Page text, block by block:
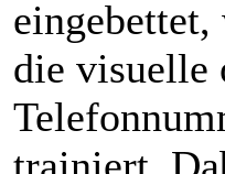
die visuelle